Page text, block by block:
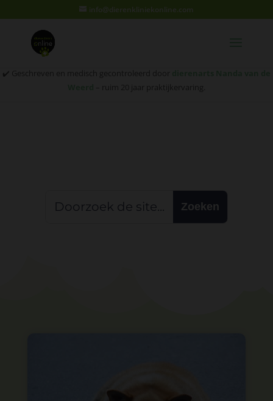
info@dierenkliniekonline.com
✔️ Geschreven en medisch gecontroleerd door
– ruim 20 jaar praktijkervaring.